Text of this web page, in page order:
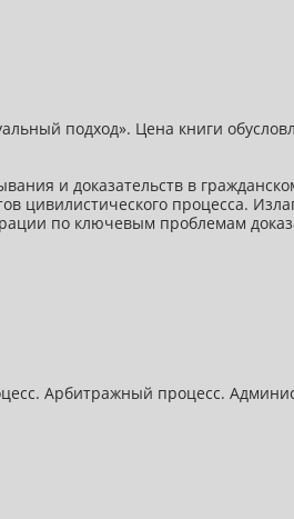
подход». Цена книги
и доказательств в
цивилистического процесса.
по ключевым проблемам
Арбитражный процесс.